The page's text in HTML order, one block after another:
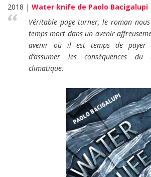
2018 | Water knife de Paolo Bacigalupi
Véritable page turner, le roman
temps mort dans un avenir
avenir où il est temps de payer
d’assumer les conséquences du
climatique.